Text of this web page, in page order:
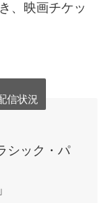
、映画チケッ
信状況
シック・パ